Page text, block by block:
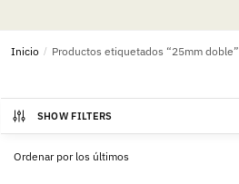
Inicio / Productos etiquetados “25mm doble”
SHOW FILTERS